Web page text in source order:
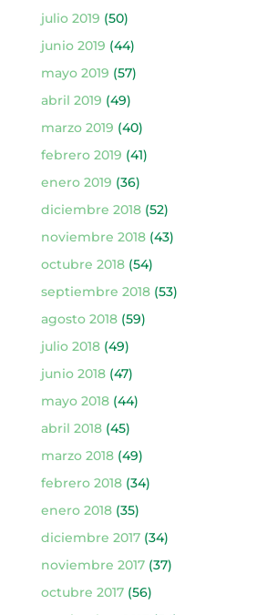
julio 2019 (50)
junio 2019 (44)
mayo 2019 (57)
abril 2019 (49)
marzo 2019 (40)
febrero 2019 (41)
enero 2019 (36)
diciembre 2018(52)
noviembre 2018(43)
octubre 2018(54)
septiembre 2018(53)
agosto 2018(59)
julio 2018(49)
junio 2018(47)
mayo 2018(44)
abril 2018(45)
marzo 2018(49)
febrero 2018(34)
enero 2018(35)
diciembre 2017(34)
noviembre 2017(37)
octubre 2017(56)